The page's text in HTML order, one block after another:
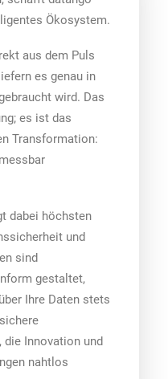
Ökosystem.
aus dem Puls
es genau in
wird. Das
es ist das
Transformation:
dabei höchsten
und
sind
gestaltet,
Ihre Daten stets
die Innovation und
nahtlos